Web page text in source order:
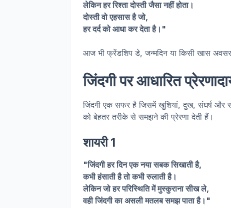
लेकिन हर रिश्ता दोस्ती जैसा नहीं होता।
दोस्ती वो एहसास है जो,
हर दर्द को आधा कर देता है।"
आज भी फ्रेंडशिप डे, जन्मदिन या किसी खास अवसर
जिंदगी पर आधारित
जिंदगी एक सफर है जिसमें खुशियां, दुख, संघर्ष और
को बेहतर तरीके से समझने की प्रेरणा देती हैं।
शायरी 1
"जिंदगी हर दिन एक नया सबक सिखाती है,
कभी हंसाती है तो कभी रुलाती है।
लेकिन जो हर परिस्थिति में मुस्कुराना सीख ले,
वही जिंदगी का असली मतलब समझ पाता है।"